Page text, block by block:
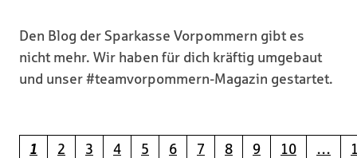
Den Blog der Sparkasse Vorpommern gibt es
nicht mehr. Wir haben für dich kräftig umgebaut
und unser #teamvorpommern-Magazin gestartet.
1 2 3 4 5 6 7 8 9 10 …